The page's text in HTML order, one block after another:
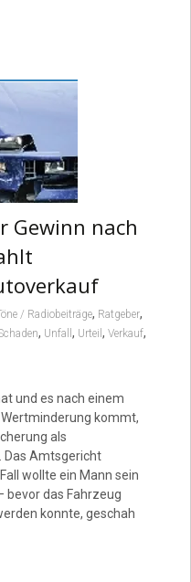
Gewinn nach
/ Radiobeiträge, Ratgeber,
, Unfall , Urteil , Verkauf,
und es nach einem
kommt,
als
Das Amtsgericht
wollte ein Mann sein
bevor das Fahrzeug
konnte, geschah